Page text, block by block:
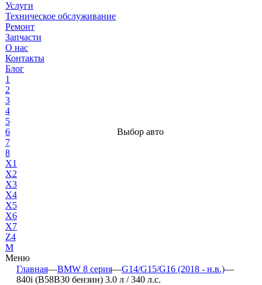
Услуги
Техническое обслуживание
Ремонт
Запчасти
О нас
Контакты
Блог
1
2
3
4
5
6
7
8
X1
X2
X3
X4
X5
X6
X7
Z4
М
Меню
Выбор авто
Главная—BMW 8 серия—G14/G15/G16 (2018 - н.в.)—
840i (B58B30 бензин) 3.0 л / 340 л.с.